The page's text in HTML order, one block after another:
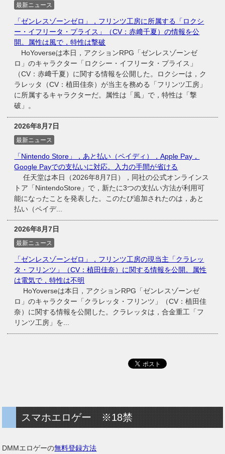
最新ニュース
「ゼンレスゾーンゼロ」，フリンツ工房に所属する「ロクシ
ー・イフリータ・プライス」（CV：赤﨑千夏）の情報を公
開。属性は風で，特性は撃破
HoYoverseは本日，アクションRPG「ゼンレスゾーンゼ
ロ」のキャラクター「ロクシー・イフリータ・プライス」
（CV：赤﨑千夏）に関する情報を公開した。ロクシーは，ク
ラレッタ（CV：植田佳奈）が当主を務める「フリンツ工房」
に所属するキャラクターだ。属性は「風」で，特性は「撃
破」。
2026年8月7日
最新ニュース
「Nintendo Store」，あと払い（ペイディ），Apple Pay，
Google Payでの支払いに対応。入力の手間が省ける
任天堂は本日（2026年8月7日），同社の公式オンラインス
トア「NintendoStore」で，新たに3つの支払い方法が利用可
能になったことを発表した。このたび追加されたのは，あと
払い（ペイデ...
2026年8月7日
最新ニュース
「ゼンレスゾーンゼロ」，フリンツ工房の現当主「クラレッ
タ・フリンツ」（CV：植田佳奈）に関する情報を公開。属性
は電気で，特性は不明
HoYoverseは本日，アクションRPG「ゼンレスゾーンゼ
ロ」のキャラクター「クラレッタ・フリンツ」（CV：植田佳
奈）に関する情報を公開した。クラレッタは，合金重工「フ
リンツ工房」を...
スマホエロゲー ※18禁
DMMエロゲーの無料登録方法